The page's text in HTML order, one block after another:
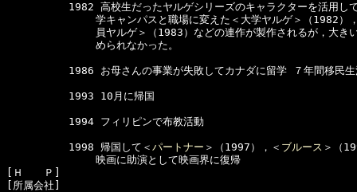
1982 高校生だったヤルゲシリーズのキャラクターを活用して
学キャンパスと職場に変えた＜大学ヤルゲ＞（1982），
員ヤルゲ＞（1983）などの連作が製作されるが，大きい
められなかった。
1986 お母さんの事業が失敗してカナダに留学 ７年間移民生
1993 10月に帰国
1994 フィリピンで布教活動
1998 帰国して＜ パートナー ＞（1997），＜ ブルース ＞（
映画に助演として映画界に復帰
[Ｈ　　Ｐ]
[所属会社]